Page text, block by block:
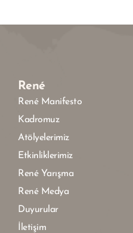
René
René Manifesto
Kadromuz
Atölyelerimiz
Etkinliklerimiz
René Yarışma
René Medya
Duyurular
İletişim